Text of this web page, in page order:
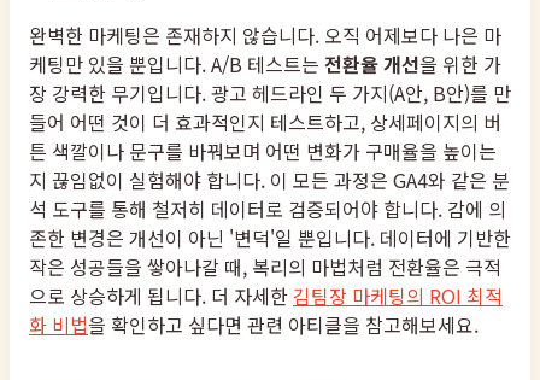
완벽한 마케팅은 존재하지 않습니다. 오직 어제보다 나은 마
케팅만 있을 뿐입니다. A/B 테스트는 전환율 개선을 위한 가
장 강력한 무기입니다. 광고 헤드라인 두 가지(A안, B안)를 만
들어 어떤 것이 더 효과적인지 테스트하고, 상세페이지의 버
튼 색깔이나 문구를 바꿔보며 어떤 변화가 구매율을 높이는
지 끊임없이 실험해야 합니다. 이 모든 과정은 GA4와 같은 분
석 도구를 통해 철저히 데이터로 검증되어야 합니다. 감에 의
존한 변경은 개선이 아닌 '변덕'일 뿐입니다. 데이터에 기반한
작은 성공들을 쌓아나갈 때, 복리의 마법처럼 전환율은 극적
으로 상승하게 됩니다. 더 자세한김팀장 마케팅의 ROI 최적
화 비법을 확인하고 싶다면 관련 아티클을 참고해보세요.